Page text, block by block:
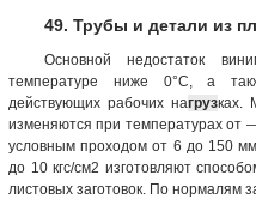
49. Трубы и детали из
Основной недостаток
температуре ниже 0°С, а
действующих рабочих нагрузках.
изменяются при температурах от
условным проходом от 6 до 150
до 10 кгс/см2 изготовляют
листовых заготовок. По нормалям